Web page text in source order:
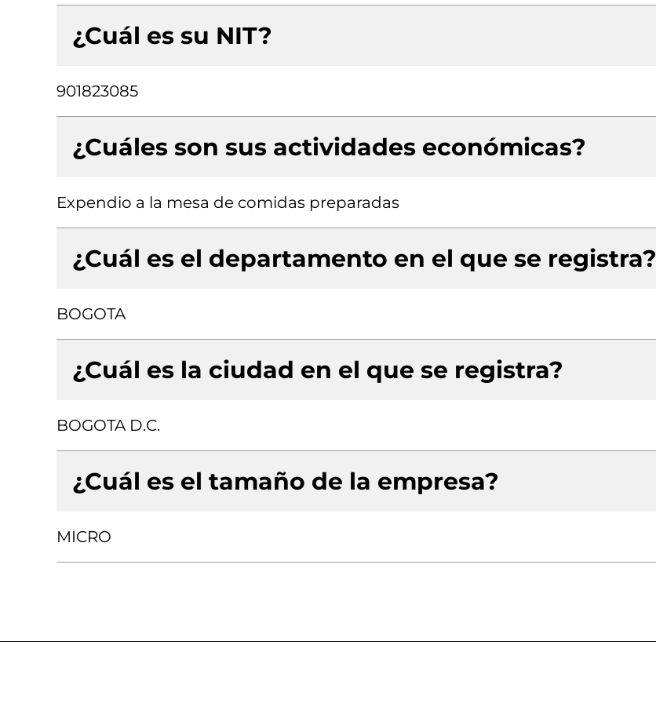
¿Cuál es su NIT?
901823085
¿Cuáles son sus actividades económicas?
Expendio a la mesa de comidas preparadas
¿Cuál es el departamento en el que se registra?
BOGOTA
¿Cuál es la ciudad en el que se registra?
BOGOTA D.C.
¿Cuál es el tamaño de la empresa?
MICRO